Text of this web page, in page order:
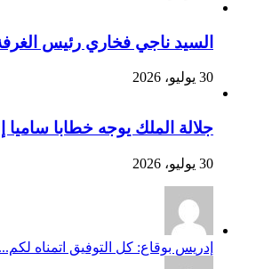
السيد ناجي فخاري رئيس الغرفة
30 يوليو، 2026
جلالة الملك يوجه خطابا
30 يوليو، 2026
إدريس بوقاع: كل التوفيق اتمناه لكم...